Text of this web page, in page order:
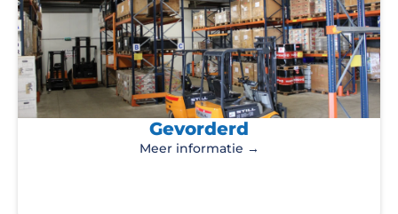
Gevorderd
Meer informatie →